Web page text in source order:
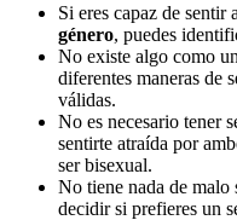
Si eres capaz de sentir
género, puedes
No existe algo como
diferentes maneras de
válidas.
No es necesario tener
sentirte atraída por
ser bisexual.
No tiene nada de malo
decidir si prefieres un